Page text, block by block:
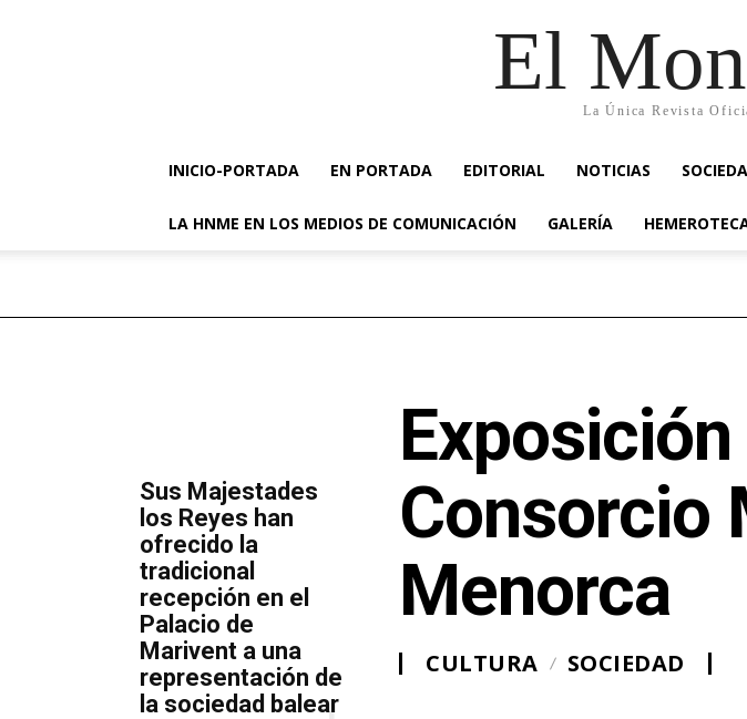
El
La Única Revista
INICIO-PORTADA EN PORTADA EDITORIAL NOTICIAS
LA HNME EN LOS MEDIOS DE COMUNICACIÓN GALERÍA
​Sus Majestades
los Reyes han
ofrecido la
tradicional
recepción en el
Palacio de
Marivent​ a una
representación de
la sociedad balear
Consorcio
Menorca
CULTURA SOCIEDAD